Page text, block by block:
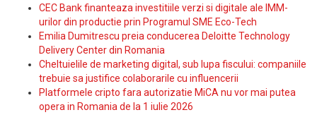
CEC Bank finanteaza investitiile verzi si digitale ale IMM-
urilor din productie prin Programul SME Eco-Tech
Emilia Dumitrescu preia conducerea Deloitte Technology
Delivery Center din Romania
Cheltuielile de marketing digital, sub lupa fiscului: companiile
trebuie sa justifice colaborarile cu influencerii
Platformele cripto fara autorizatie MiCA nu vor mai putea
opera in Romania de la 1 iulie 2026